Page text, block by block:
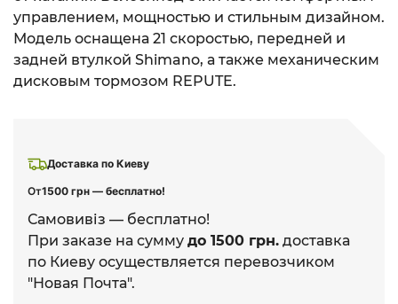
Доставка по Киеву
От1500 грн — бесплатно!
Самовивіз — бесплатно!
При заказе на сумму до 1500 грн. доставка
по Киеву осуществляется перевозчиком
"Новая Почта".
управлением, мощностью и стильным дизайном.
Модель оснащена 21 скоростью, передней и
задней втулкой Shimano, а также механическим
дисковым тормозом REPUTE.